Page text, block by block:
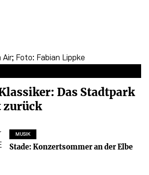
Das Stadtpark
zurück
MUSIK
Stade: Konzertsommer an der Elbe